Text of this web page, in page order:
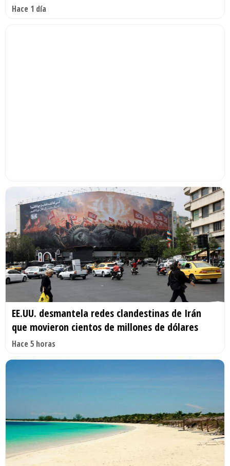
Hace 1 día
EE.UU. desmantela redes clandestinas de Irán
que movieron cientos de millones de dólares
Hace 5 horas